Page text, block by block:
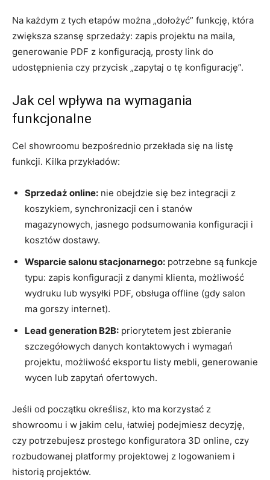
Na każdym z tych etapów można „dołożyć” funkcję, która
zwiększa szansę sprzedaży: zapis projektu na maila,
generowanie PDF z konfiguracją, prosty link do
udostępnienia czy przycisk „zapytaj o tę konfigurację”.
Jak cel wpływa na wymagania
funkcjonalne
Cel showroomu bezpośrednio przekłada się na listę
funkcji. Kilka przykładów:
Sprzedaż online: nie obejdzie się bez integracji z
koszykiem, synchronizacji cen i stanów
magazynowych, jasnego podsumowania konfiguracji i
kosztów dostawy.
Wsparcie salonu stacjonarnego: potrzebne są funkcje
typu: zapis konfiguracji z danymi klienta, możliwość
wydruku lub wysyłki PDF, obsługa offline (gdy salon
ma gorszy internet).
Lead generation B2B: priorytetem jest zbieranie
szczegółowych danych kontaktowych i wymagań
projektu, możliwość eksportu listy mebli, generowanie
wycen lub zapytań ofertowych.
Jeśli od początku określisz, kto ma korzystać z
showroomu i w jakim celu, łatwiej podejmiesz decyzję,
czy potrzebujesz prostego konfiguratora 3D online, czy
rozbudowanej platformy projektowej z logowaniem i
historią projektów.